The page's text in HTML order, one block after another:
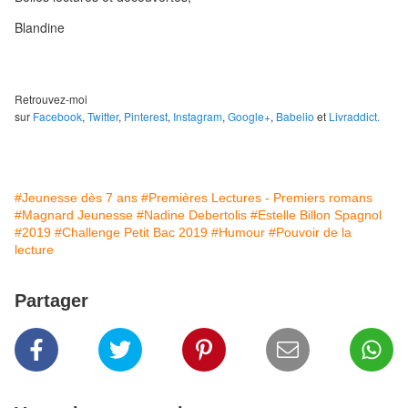
Blandine
Retrouvez-moi
sur Facebook, Twitter, Pinterest, Instagram, Google+, Babelio et Livraddict.
#Jeunesse dès 7 ans #Premières Lectures - Premiers romans
#Magnard Jeunesse #Nadine Debertolis #Estelle Billon Spagnol
#2019 #Challenge Petit Bac 2019 #Humour #Pouvoir de la
lecture
Partager